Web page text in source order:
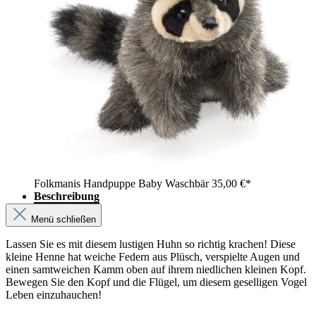
Folkmanis Handpuppe Baby Waschbär35,00 €*
Beschreibung
Menü schließen
Lassen Sie es mit diesem lustigen Huhn so richtig krachen! Diese
kleine Henne hat weiche Federn aus Plüsch, verspielte Augen und
einen samtweichen Kamm oben auf ihrem niedlichen kleinen Kopf.
Bewegen Sie den Kopf und die Flügel, um diesem geselligen Vogel
Leben einzuhauchen!